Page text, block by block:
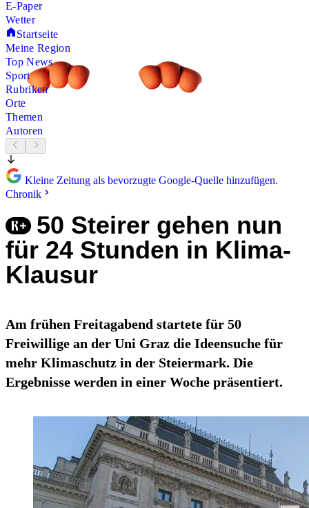
E-Paper
Wetter
Startseite
Meine Region
Top News
Sport
Rubriken
Orte
Themen
Autoren
Kleine Zeitung als bevorzugte Google-Quelle hinzufügen.
Chronik
50 Steirer gehen nun
für 24 Stunden in Klima-
Klausur
Am frühen Freitagabend startete für 50
Freiwillige an der Uni Graz die Ideensuche für
mehr Klimaschutz in der Steiermark. Die
Ergebnisse werden in einer Woche präsentiert.